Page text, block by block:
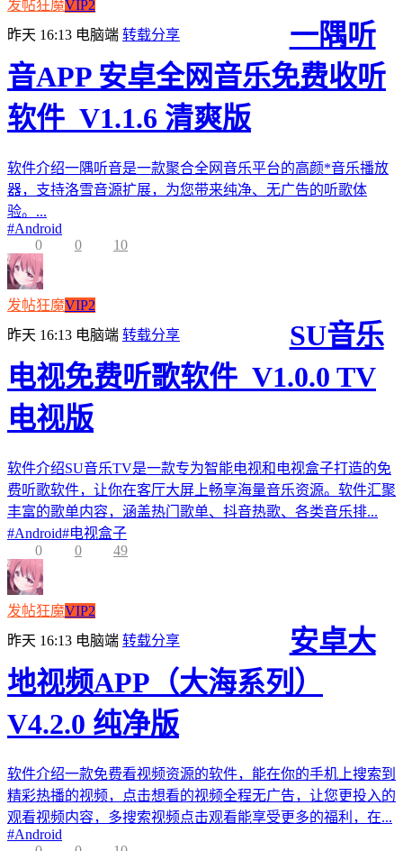
发帖狂魔VIP2
昨天 16:13 电脑端 转载分享
一隅听
音APP 安卓全网音乐免费收听
软件_V1.1.6 清爽版
软件介绍一隅听音是一款聚合全网音乐平台的高颜*音乐播放
器，支持洛雪音源扩展，为您带来纯净、无广告的听歌体
验。...
#Android
0
0 10
发帖狂魔VIP2
昨天 16:13 电脑端 转载分享
SU音乐
电视免费听歌软件_V1.0.0 TV
电视版
软件介绍SU音乐TV是一款专为智能电视和电视盒子打造的免
费听歌软件，让你在客厅大屏上畅享海量音乐资源。软件汇聚
丰富的歌单内容，涵盖热门歌单、抖音热歌、各类音乐排...
#Android#电视盒子
0
0 49
发帖狂魔VIP2
昨天 16:13 电脑端 转载分享
安卓大
地视频APP（大海系列）
V4.2.0 纯净版
软件介绍一款免费看视频资源的软件，能在你的手机上搜索到
精彩热播的视频，点击想看的视频全程无广告，让您更投入的
观看视频内容，多搜索视频点击观看能享受更多的福利，在...
#Android